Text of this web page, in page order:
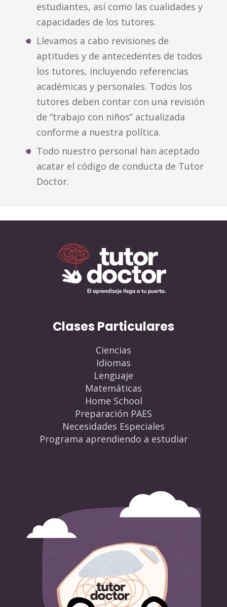
estudiantes, así como las cualidades y
capacidades de los tutores.
Llevamos a cabo revisiones de
aptitudes y de antecedentes de todos
los tutores, incluyendo referencias
académicas y personales. Todos los
tutores deben contar con una revisión
de “trabajo con niños” actualizada
conforme a nuestra política.
Todo nuestro personal han aceptado
acatar el código de conducta de Tutor
Doctor.
Clases Particulares
Ciencias
Idiomas
Lenguaje
Matemáticas
Home School
Preparación PAES
Necesidades Especiales
Programa aprendiendo a estudiar